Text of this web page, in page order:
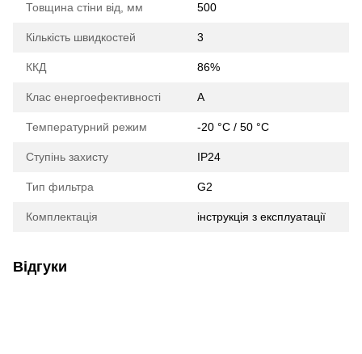
Товщина стіни від, мм 500
Кількість швидкостей 3
ККД 86%
Клас енергоефективності A
Температурний режим -20 °C / 50 °C
Ступінь захисту IP24
Тип фильтра G2
Комплектація інструкція з експлуатації
Відгуки